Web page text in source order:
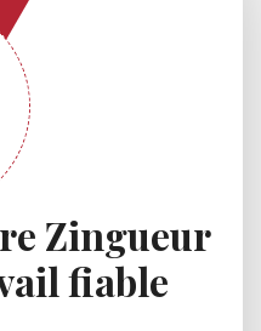
Zingueur
fiable